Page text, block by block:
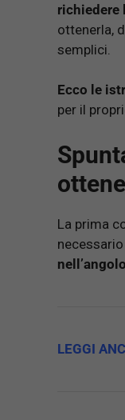
richiedere
ottenerla,
semplici.
Ecco le
per il
La prima
LEGGI